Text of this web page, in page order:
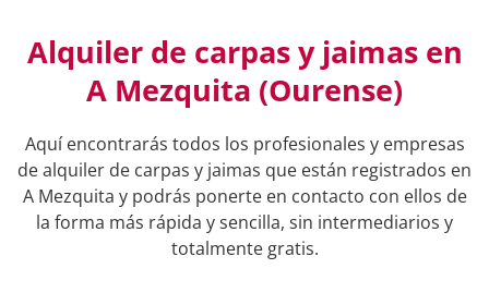
Alquiler de carpas y jaimas en
A Mezquita (Ourense)
Aquí encontrarás todos los profesionales y empresas
de alquiler de carpas y jaimas que están registrados en
A Mezquita y podrás ponerte en contacto con ellos de
la forma más rápida y sencilla, sin intermediarios y
totalmente gratis.